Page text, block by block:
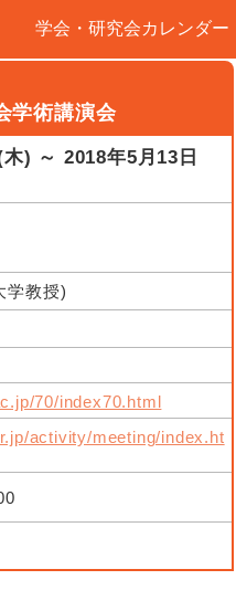
学会・研究会カレンダー
学術講演会
) ～ 2018年5月13日
学教授)
70/index70.html
activity/meeting/index.ht